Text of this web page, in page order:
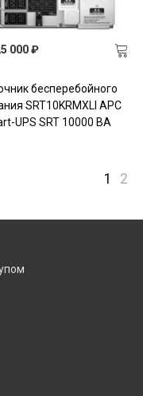
000 ₽
бесперебойного
SRT10KRMXLI APC
UPS SRT 10000 ВА
1 2